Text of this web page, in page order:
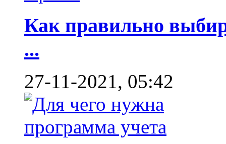
Как правильно
...
27-11-2021, 05:42